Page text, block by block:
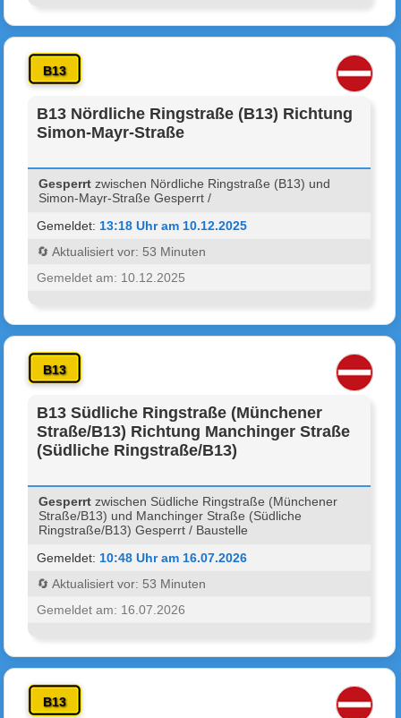
B13
B13 Nördliche Ringstraße (B13) Richtung
Simon-Mayr-Straße
Gesperrt zwischen Nördliche Ringstraße (B13) und
Simon-Mayr-Straße Gesperrt /
Gemeldet: 13:18 Uhr am 10.12.2025
🔄 Aktualisiert vor: 53 Minuten
Gemeldet am: 10.12.2025
B13
B13 Südliche Ringstraße (Münchener
Straße/B13) Richtung Manchinger Straße
(Südliche Ringstraße/B13)
Gesperrt zwischen Südliche Ringstraße (Münchener
Straße/B13) und Manchinger Straße (Südliche
Ringstraße/B13) Gesperrt / Baustelle
Gemeldet: 10:48 Uhr am 16.07.2026
🔄 Aktualisiert vor: 53 Minuten
Gemeldet am: 16.07.2026
B13